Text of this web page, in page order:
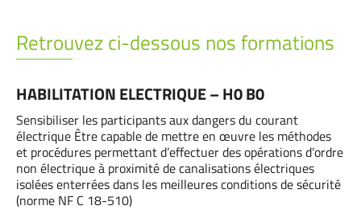
Retrouvez ci-dessous nos formations
HABILITATION ELECTRIQUE – H0 B0
Sensibiliser les participants aux dangers du courant
électrique Être capable de mettre en œuvre les méthodes
et procédures permettant d’effectuer des opérations d’ordre
non électrique à proximité de canalisations électriques
isolées enterrées dans les meilleures conditions de sécurité
(norme NF C 18-510)